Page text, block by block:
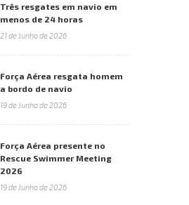
Três resgates em navio em
menos de 24 horas
21 de Junho de 2026
Força Aérea resgata homem
a bordo de navio
19 de Junho de 2026
Força Aérea presente no
Rescue Swimmer Meeting
2026
19 de Junho de 2026